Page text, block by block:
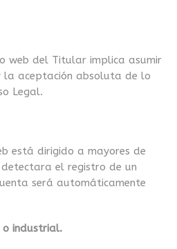
web del Titular implica asumir
la aceptación absoluta de lo
Legal.
está dirigido a mayores de
detectara el registro de un
será automáticamente
industrial.